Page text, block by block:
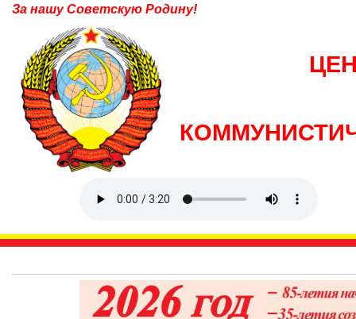
За нашу Советскую Родину!